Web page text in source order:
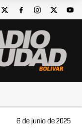
6 de junio de 2025